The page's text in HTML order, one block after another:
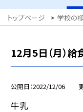
トップページ > 学校の
12月5日（月）給
公開日 2022/12/06
牛乳